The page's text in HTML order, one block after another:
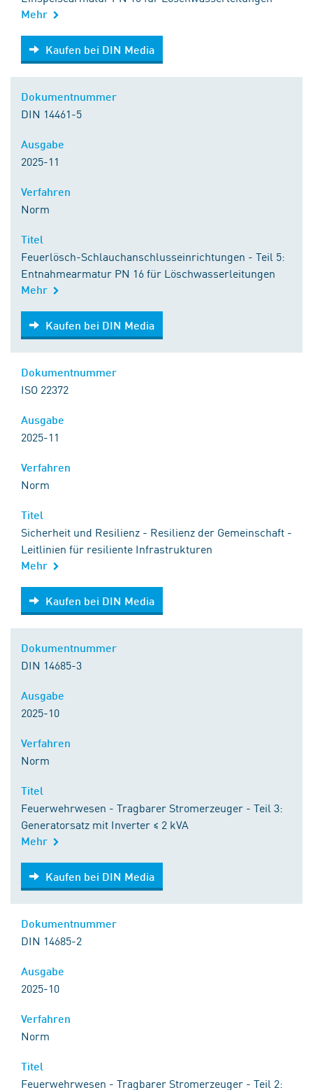
Mehr
Kaufen bei DIN Media
Kaufen bei DIN Media
DIN 14461-5
2025-11
Norm
Feuerlösch-Schlauchanschlusseinrichtungen - Teil 5:
Entnahmearmatur PN 16 für Löschwasserleitungen
Mehr
Kaufen bei DIN Media
Kaufen bei DIN Media
ISO 22372
2025-11
Norm
Sicherheit und Resilienz - Resilienz der Gemeinschaft -
Leitlinien für resiliente Infrastrukturen
Mehr
Kaufen bei DIN Media
Kaufen bei DIN Media
DIN 14685-3
2025-10
Norm
Feuerwehrwesen - Tragbarer Stromerzeuger - Teil 3:
Generatorsatz mit Inverter ≤ 2 kVA
Mehr
Kaufen bei DIN Media
Kaufen bei DIN Media
DIN 14685-2
2025-10
Norm
Feuerwehrwesen - Tragbarer Stromerzeuger - Teil 2: